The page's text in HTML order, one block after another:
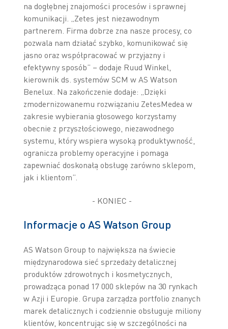
na dogłębnej znajomości procesów i sprawnej
komunikacji. „Zetes jest niezawodnym
partnerem. Firma dobrze zna nasze procesy, co
pozwala nam działać szybko, komunikować się
jasno oraz współpracować w przyjazny i
efektywny sposób” – dodaje Ruud Winkel,
kierownik ds. systemów SCM w AS Watson
Benelux. Na zakończenie dodaje: „Dzięki
zmodernizowanemu rozwiązaniu ZetesMedea w
zakresie wybierania głosowego korzystamy
obecnie z przyszłościowego, niezawodnego
systemu, który wspiera wysoką produktywność,
ogranicza problemy operacyjne i pomaga
zapewniać doskonałą obsługę zarówno sklepom,
jak i klientom”.
- KONIEC -
Informacje o AS Watson Group
AS Watson Group to największa na świecie
międzynarodowa sieć sprzedaży detalicznej
produktów zdrowotnych i kosmetycznych,
prowadząca ponad 17 000 sklepów na 30 rynkach
w Azji i Europie. Grupa zarządza portfolio znanych
marek detalicznych i codziennie obsługuje miliony
klientów, koncentrując się w szczególności na